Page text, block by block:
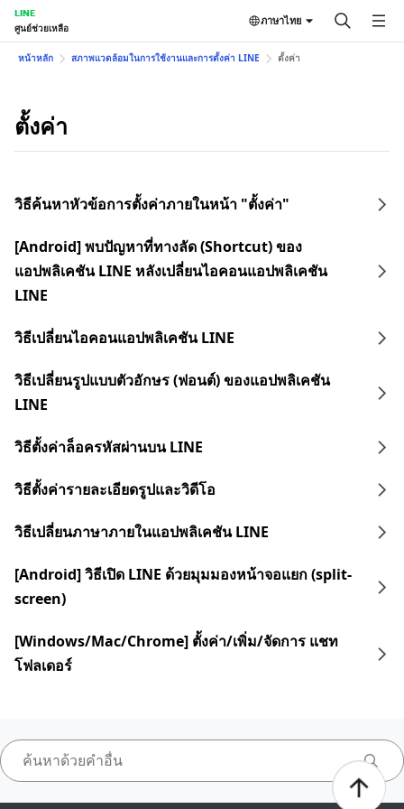
LINE
ศูนย์ช่วยเหลือ
ภาษาไทย
หน้าหลัก สภาพแวดล้อมในการใช้งานและการตั้งค่า LINE ตั้งค่า
ตั้งค่า
วิธีค้นหาหัวข้อการตั้งค่าภายในหน้า "ตั้งค่า"
[Android] พบปัญหาที่ทางลัด (Shortcut) ของ
แอปพลิเคชัน LINE หลังเปลี่ยนไอคอนแอปพลิเคชัน
LINE
วิธีเปลี่ยนไอคอนแอปพลิเคชัน LINE
วิธีเปลี่ยนรูปแบบตัวอักษร (ฟอนต์) ของแอปพลิเคชัน
LINE
วิธีตั้งค่าล็อครหัสผ่านบน LINE
วิธีตั้งค่ารายละเอียดรูปและวิดีโอ
วิธีเปลี่ยนภาษาภายในแอปพลิเคชัน LINE
[Android] วิธีเปิด LINE ด้วยมุมมองหน้าจอแยก (split-
screen)
[Windows/Mac/Chrome] ตั้งค่า/เพิ่ม/จัดการ แชท
โฟลเดอร์